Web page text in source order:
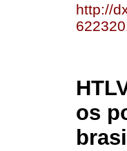
http://
os